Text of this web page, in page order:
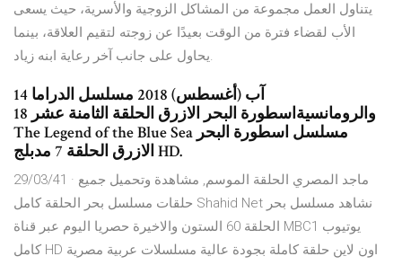
يتناول العمل مجموعة من المشاكل الزوجية والأسرية، حيث يسعى
الأب لقضاء فترة من الوقت بعيدًا عن زوجته لتقيم العلاقة، بينما
يحاول على جانب آخر رعاية ابنه زياد.
14 آب (أغسطس) 2018 مسلسل الدراما
والرومانسيةاسطورة البحر الازرق الحلقة الثامنة عشر 18
The Legend of the Blue Sea مسلسل اسطورة البحر
الازرق الحلقة 7 مدبلج HD.
29/03/41 · ماجد المصري الحلقة الموسم, مشاهدة وتحميل جميع
حلقات مسلسل بحر الحلقة كامل Shahid Net نشاهد مسلسل بحر
الحلقة 60 الستون والاخيرة حصريا اليوم عبر قناة MBC1 يوتيوب
كامل HD اون لاين حلقة كاملة بجودة عالية مسلسلات عربية مصرية